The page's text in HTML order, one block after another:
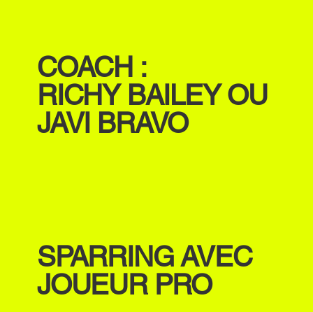
COACH :
RICHY BAILEY OU
JAVI BRAVO
SPARRING AVEC
JOUEUR PRO